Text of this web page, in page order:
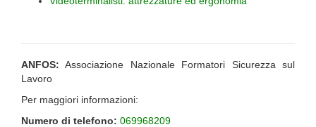
ANFOS: Associazione Nazionale Formatori Sicurezza sul
Lavoro
Per maggiori informazioni:
Numero di telefono: 069968209